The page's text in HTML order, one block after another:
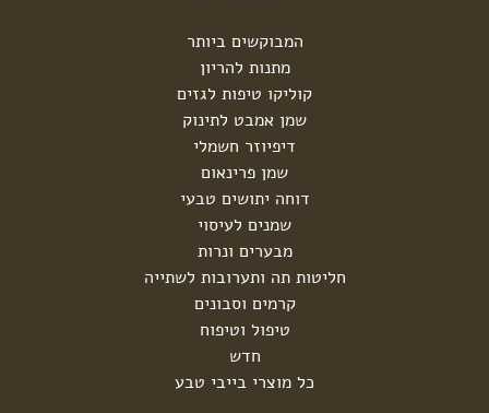
המבוקשים ביותר
מתנות להריון
קוליקו טיפות לגזים
שמן אמבט לתינוק
דיפיוזר חשמלי
שמן פרינאום
דוחה יתושים טבעי
שמנים לעיסוי
מבערים ונרות
חליטות תה ותערובות לשתייה
קרמים וסבונים
טיפול וטיפוח
חדש
כל מוצרי בייבי טבע